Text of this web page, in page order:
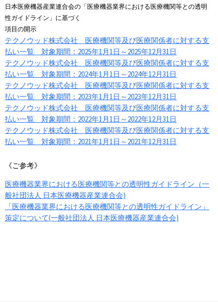
日本医療機器産業連合会の「医療機器業界における医療機関等との透明
性ガイドライン」に基づく
項目の開示
テクノウッド株式会社 医療機関等及び医療関係者に対する支
払い一覧 対象期間：2025年1月1日～2025年12月31日
テクノウッド株式会社 医療機関等及び医療関係者に対する支
払い一覧 対象期間：2024年1月1日～2024年12月31日
テクノウッド株式会社 医療機関等及び医療関係者に対する支
払い一覧 対象期間：2023年1月1日～2023年12月31日
テクノウッド株式会社 医療機関等及び医療関係者に対する支
払い一覧 対象期間：2022年1月1日～2022年12月31日
テクノウッド株式会社 医療機関等及び医療関係者に対する支
払い一覧 対象期間：2021年1月1日～2021年12月31日
《ご参考》
医療機器業界における医療機関等との透明性ガイドライン（一
般社団法人 日本医療機器産業連合会)
「医療機器業界における医療機関等との透明性ガイドライン」
策定について(一般社団法人 日本医療機器産業連合会)